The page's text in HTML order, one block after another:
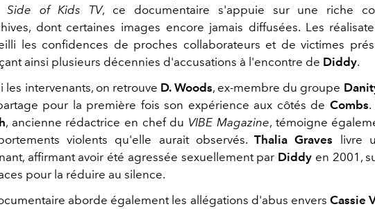
Side of Kids TV, ce documentaire s'appuie sur une riche
dont certaines images encore jamais diffusées. Les
les confidences de proches collaborateurs et de victimes
ainsi plusieurs décennies d'accusations à l'encontre de Diddy.
les intervenants, on retrouve D. Woods, ex-membre du groupe
pour la première fois son expérience aux côtés de Combs.
, ancienne rédactrice en chef du VIBE Magazine, témoigne
violents qu'elle aurait observés.Thalia Graves livre
affirmant avoir été agressée sexuellement par Diddy en 2001,
pour la réduire au silence.
aborde également les allégations d'abus envers Cassie